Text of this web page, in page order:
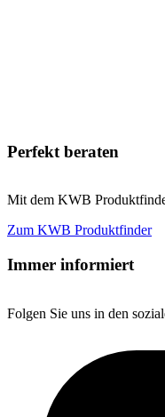
Perfekt beraten
Mit dem KWB
Zum KWB Produktfinder
Immer informiert
Folgen Sie uns in den